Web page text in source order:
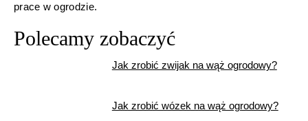
prace w ogrodzie.
Polecamy zobaczyć
Jak zrobić zwijak na wąż ogrodowy?
Jak zrobić wózek na wąż ogrodowy?